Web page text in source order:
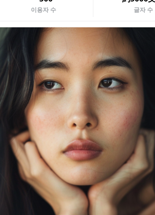
이용자 수 글자 수